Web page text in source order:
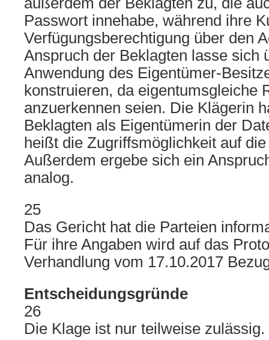
Passwort innehabe, während ihre
Verfügungsberechtigung über den
Anspruch der Beklagten lasse sich
Anwendung des Eigentümer-
konstruieren, da eigentumsgleiche
anzuerkennen seien. Die Klägerin
Beklagten als Eigentümerin der
heißt die Zugriffsmöglichkeit auf
Außerdem ergebe sich ein
analog.
25
Das Gericht hat die Parteien
Für ihre Angaben wird auf das
Verhandlung vom 17.10.2017
Entscheidungsgründe
26
Die Klage ist nur teilweise